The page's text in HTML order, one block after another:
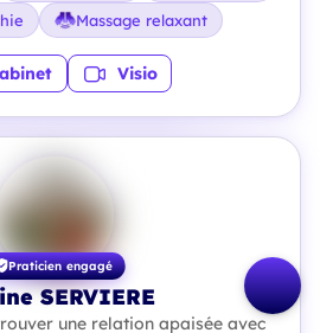
Massage relaxant
Visio
Praticien engagé
SERVIERE
une relation apaisée avec